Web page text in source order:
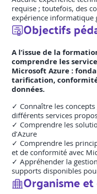
requise ; toutefois, des
expérience informatique
Objectifs
A l’issue de la
comprendre les
Microsoft Azure :
tarification,
données.
✓ Connaître les
différents services
✓ Comprendre les
d’Azure
✓ Comprendre les
et de conformité avec
✓ Appréhender la
supports disponibles
Organisme